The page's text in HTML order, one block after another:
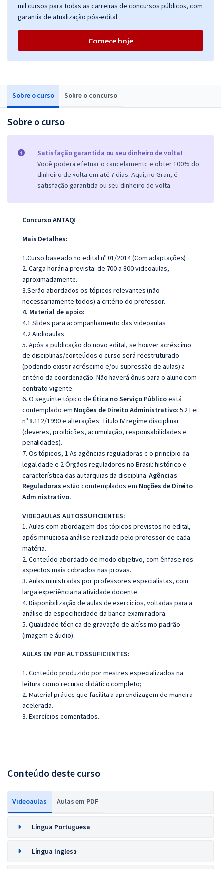
Sobre o curso Sobre o concurso
Sobre o curso
Satisfação garantida ou seu dinheiro de volta!
Você poderá efetuar o cancelamento e obter 100% do
dinheiro de volta em até 7 dias. Aqui, no Gran, é
satisfação garantida ou seu dinheiro de volta.
Concurso ANTAQ!
Mais Detalhes:
1.Curso baseado no edital nº 01/2014 (Com adaptações)
2. Carga horária prevista: de 700 a 800 videoaulas,
aproximadamente.
3.Serão abordados os tópicos relevantes (não
necessariamente todos) a critério do professor.
4. Material de apoio:
4.1 Slides para acompanhamento das videoaulas
4.2 Audioaulas
5. Após a publicação do novo edital, se houver acréscimo
de disciplinas/conteúdos o curso será reestruturado
(podendo existir acréscimo e/ou supressão de aulas) a
critério da coordenação. Não haverá ônus para o aluno com
contrato vigente.
6. O seguinte tópico de Ética no Serviço Públicoestá
contemplado em Noções de Direito Administrativo: 5.2 Lei
nº 8.112/1990 e alterações: Título IV regime disciplinar
(deveres, proibições, acumulação, responsabilidades e
penalidades).
7. Os tópicos, 1 As agências reguladoras e o princípio da
legalidade e 2 Órgãos reguladores no Brasil: histórico e
característica das autarquias da disciplina Agências
Reguladoras estão comtemplados em Noções de Direito
Administrativo.
VIDEOAULAS AUTOSSUFICIENTES:
1. Aulas com abordagem dos tópicos previstos no edital,
após minuciosa análise realizada pelo professor de cada
matéria.
2. Conteúdo abordado de modo objetivo, com ênfase nos
aspectos mais cobrados nas provas.
3. Aulas ministradas por professores especialistas, com
larga experiência na atividade docente.
4. Disponibilização de aulas de exercícios, voltadas para a
análise da especificidade da banca examinadora.
5. Qualidade técnica de gravação de altíssimo padrão
(imagem e áudio).
AULAS EM PDF AUTOSSUFICIENTES:
1. Conteúdo produzido por mestres especializados na
leitura como recurso didático completo;
2. Material prático que facilita a aprendizagem de maneira
acelerada.
3. Exercícios comentados.
Conteúdo deste curso
Videoaulas Aulas em PDF
Língua Portuguesa
Língua Inglesa
mil cursos para todas as carreiras de concursos públicos, com
garantia de atualização pós-edital.
Comece hoje